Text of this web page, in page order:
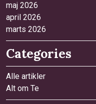
maj 2026
april 2026
marts 2026
Categories
Alle artikler
Alt om Te